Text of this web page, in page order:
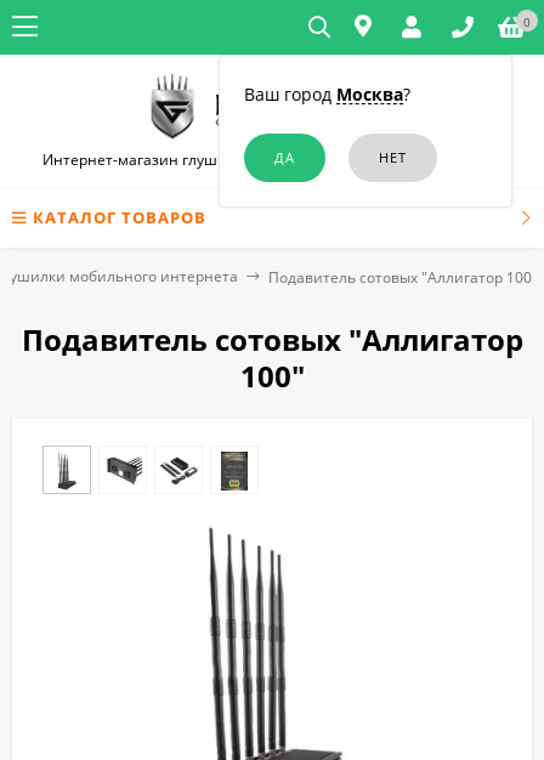
Ваш город Москва?
0
Интернет-магазин глушилок связи и диктофонов в Челябинске
КАТАЛОГ ТОВАРОВ
мобильного интернета Подавитель сотовых "Аллигатор 100"
Подавитель сотовых "Аллигатор
100"